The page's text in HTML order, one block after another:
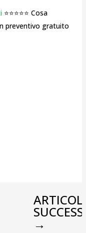
⭐⭐⭐⭐⭐ Cosa
preventivo gratuito
→